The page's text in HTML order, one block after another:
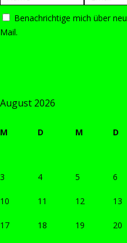
Benachrichtige mich über
Mail.
August 2026
M D M D
3 4 5 6
10 11 12 13
17 18 19 20